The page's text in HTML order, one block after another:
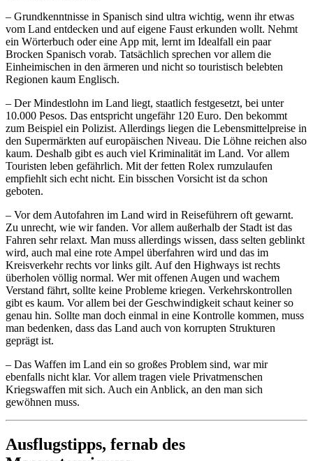
– Grundkenntnisse in Spanisch sind ultra wichtig, wenn ihr etwas
vom Land entdecken und auf eigene Faust erkunden wollt. Nehmt
ein Wörterbuch oder eine App mit, lernt im Idealfall ein paar
Brocken Spanisch vorab. Tatsächlich sprechen vor allem die
Einheimischen in den ärmeren und nicht so touristisch belebten
Regionen kaum Englisch.
– Der Mindestlohn im Land liegt, staatlich festgesetzt, bei unter
10.000 Pesos. Das entspricht ungefähr 120 Euro. Den bekommt
zum Beispiel ein Polizist. Allerdings liegen die Lebensmittelpreise in
den Supermärkten auf europäischen Niveau. Die Löhne reichen also
kaum. Deshalb gibt es auch viel Kriminalität im Land. Vor allem
Touristen leben gefährlich. Mit der fetten Rolex rumzulaufen
empfiehlt sich echt nicht. Ein bisschen Vorsicht ist da schon
geboten.
– Vor dem Autofahren im Land wird in Reiseführern oft gewarnt.
Zu unrecht, wie wir fanden. Vor allem außerhalb der Stadt ist das
Fahren sehr relaxt. Man muss allerdings wissen, dass selten geblinkt
wird, auch mal eine rote Ampel überfahren wird und das im
Kreisverkehr rechts vor links gilt. Auf den Highways ist rechts
überholen völlig normal. Wer mit offenen Augen und wachem
Verstand fährt, sollte keine Probleme kriegen. Verkehrskontrollen
gibt es kaum. Vor allem bei der Geschwindigkeit schaut keiner so
genau hin. Sollte man doch einmal in eine Kontrolle kommen, muss
man bedenken, dass das Land auch von korrupten Strukturen
geprägt ist.
– Das Waffen im Land ein so großes Problem sind, war mir
ebenfalls nicht klar. Vor allem tragen viele Privatmenschen
Kriegswaffen mit sich. Auch ein Anblick, an den man sich
gewöhnen muss.
Ausflugstipps, fernab des